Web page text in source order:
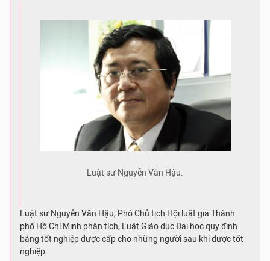
Luật sư Nguyễn Văn Hậu.
Luật sư Nguyễn Văn Hậu, Phó Chủ tịch Hội luật gia Thành
phố Hồ Chí Minh phân tích, Luật Giáo dục Đại học quy định
bằng tốt nghiệp được cấp cho những người sau khi được tốt
nghiệp.